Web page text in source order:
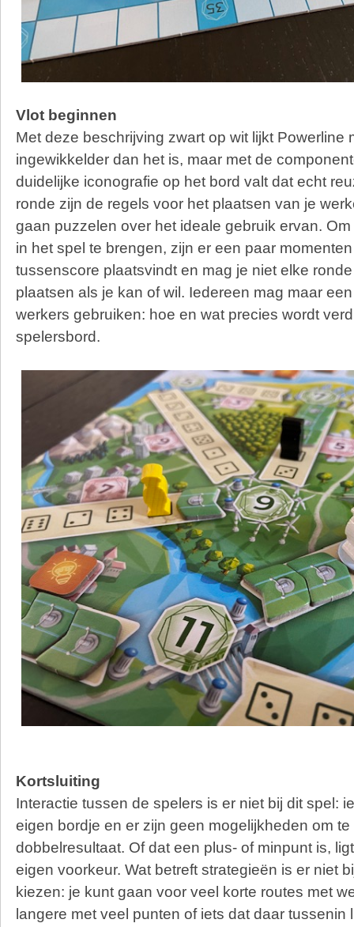
Vlot beginnen
Met deze beschrijving zwart op wit lijkt Powerline
ingewikkelder dan het is, maar met de
duidelijke iconografie op het bord valt dat echt
ronde zijn de regels voor het plaatsen van je
gaan puzzelen over het ideale gebruik ervan.
in het spel te brengen, zijn er een paar
tussenscore plaatsvindt en mag je niet elke
plaatsen als je kan of wil. Iedereen mag maar
werkers gebruiken: hoe en wat precies wordt
spelersbord.
Kortsluiting
Interactie tussen de spelers is er niet bij dit spel:
eigen bordje en er zijn geen mogelijkheden om
dobbelresultaat. Of dat een plus- of minpunt is,
eigen voorkeur. Wat betreft strategieën is er niet
kiezen: je kunt gaan voor veel korte routes met
langere met veel punten of iets dat daar tussenin